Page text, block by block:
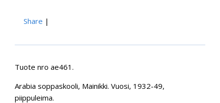
Share |
Tuote nro ae461.
Arabia soppaskooli, Mainikki. Vuosi, 1932-49,
piippuleima.